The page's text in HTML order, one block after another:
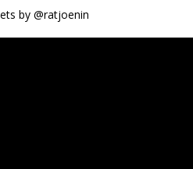
by @ratjoenin